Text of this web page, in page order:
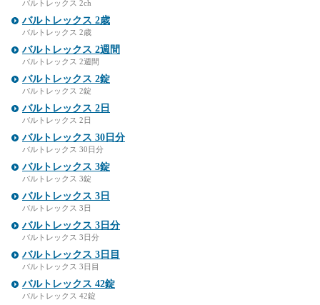
バルトレックス 2ch
バルトレックス 2歳
バルトレックス 2歳
バルトレックス 2週間
バルトレックス 2週間
バルトレックス 2錠
バルトレックス 2錠
バルトレックス 2日
バルトレックス 2日
バルトレックス 30日分
バルトレックス 30日分
バルトレックス 3錠
バルトレックス 3錠
バルトレックス 3日
バルトレックス 3日
バルトレックス 3日分
バルトレックス 3日分
バルトレックス 3日目
バルトレックス 3日目
バルトレックス 42錠
バルトレックス 42錠